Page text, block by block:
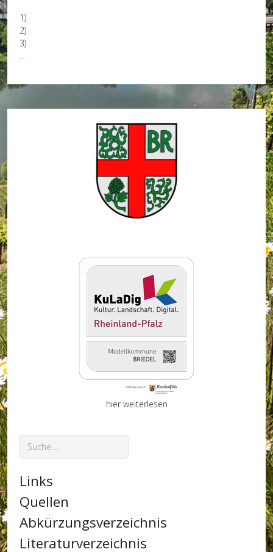
1)
2)
3)
...
hier weiterlesen
Suchen
Links
Quellen
Abkürzungsverzeichnis
Literaturverzeichnis